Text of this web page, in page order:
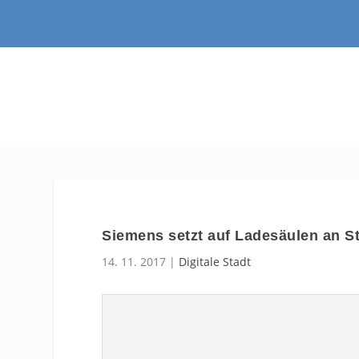
Siemens setzt auf Ladesäulen an
14. 11. 2017 | Digitale Stadt